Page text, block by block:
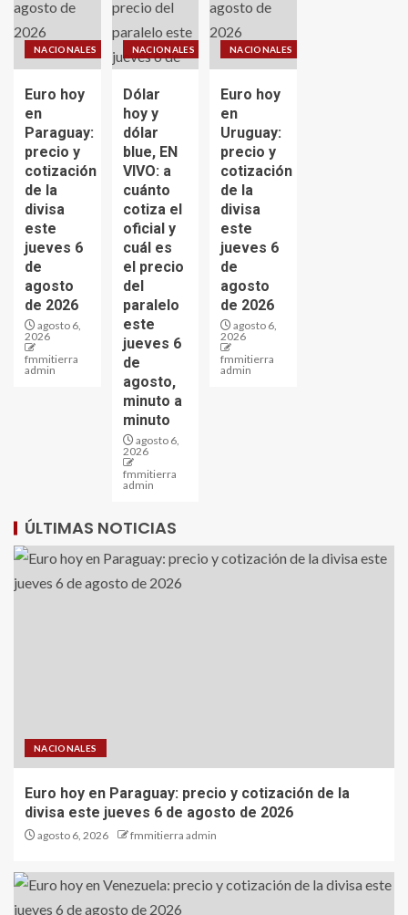
NACIONALES
Euro hoy
en
Paraguay:
precio y
cotización
de la
divisa
este
jueves 6
de
agosto
de 2026
agosto 6,
2026
fmmitierra
admin
NACIONALES
Dólar
hoy y
dólar
blue, EN
VIVO: a
cuánto
cotiza el
oficial y
cuál es
el precio
del
paralelo
este
jueves 6
de
agosto,
minuto a
minuto
agosto 6,
2026
fmmitierra
admin
NACIONALES
Euro hoy
en
Uruguay:
precio y
cotización
de la
divisa
este
jueves 6
de
agosto
de 2026
agosto 6,
2026
fmmitierra
admin
ÚLTIMAS NOTICIAS
NACIONALES
Euro hoy en Paraguay: precio y cotización de la
divisa este jueves 6 de agosto de 2026
agosto 6, 2026 fmmitierra admin